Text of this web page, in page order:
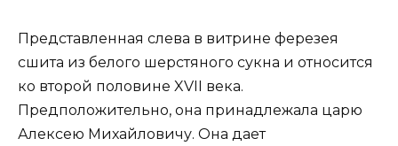
Представленная слева в витрине ферезея
сшита из белого шерстяного сукна и относится
ко второй половине XVII века.
Предположительно, она принадлежала царю
Алексею Михайловичу. Она дает